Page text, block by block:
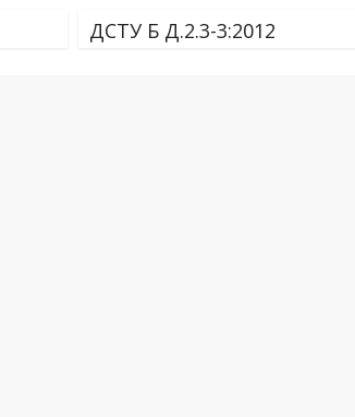
ДСТУ Б Д.2.3-3:2012